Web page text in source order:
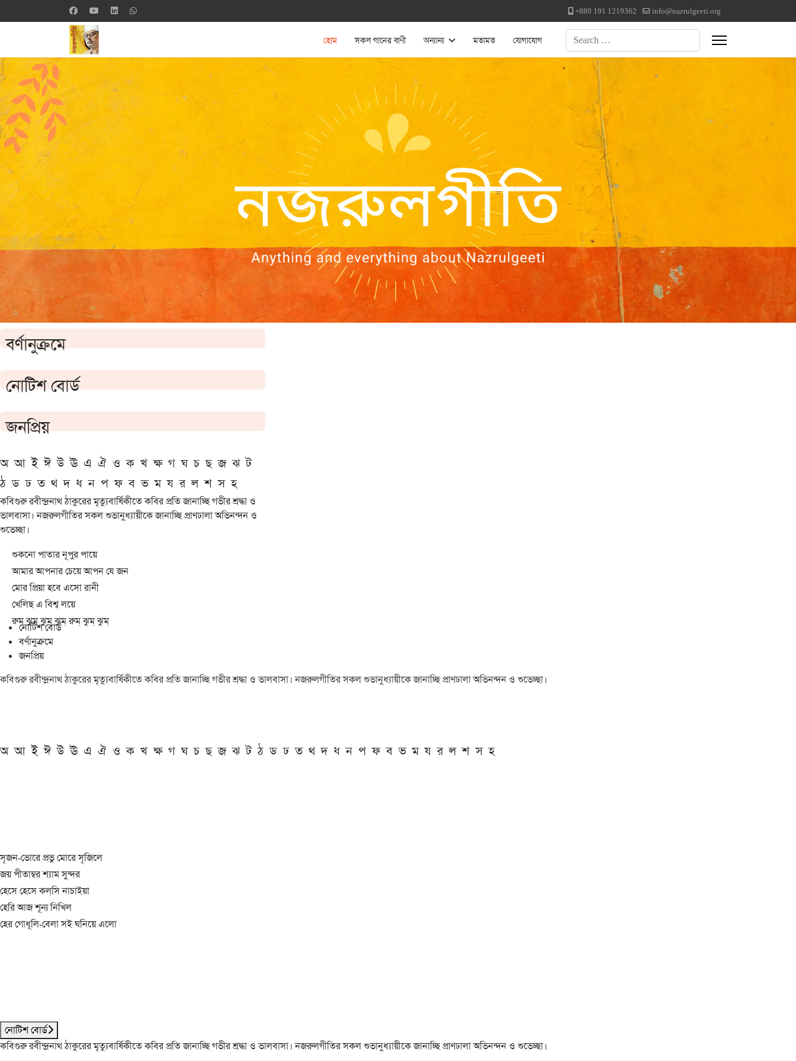
+880 191 1219362 info@nazrulgeeti.org
হোম সকল গানের বাণী অন্যান্য মতামত যোগাযোগ Search
বর্ণানুক্রমে
নোটিশ বোর্ড
জনপ্রিয়
অ আ ই ঈ উ ঊ এ ঐ ও ক খ ক্ষ গ ঘ চ ছ জ ঝ ট
ঠ ড ঢ ত থ দ ধ ন প ফ ব ভ ম য র ল শ স হ
কবিগুরু রবীন্দ্রনাথ ঠাকুরের মৃত্যুবার্ষিকীতে কবির প্রতি জানাচ্ছি গভীর শ্রদ্ধা ও
ভালবাসা। নজরুলগীতির সকল শুভানুধ্যায়ীকে জানাচ্ছি প্রাণঢালা অভিনন্দন ও
শুভেচ্ছা।
শুকনো পাতার নূপুর পায়ে
আমার আপনার চেয়ে আপন যে জন
মোর প্রিয়া হবে এসো রানী
খেলিছ এ বিশ্ব লয়ে
রুম্ ঝুম্ ঝুম্ ঝুম্ রুম্ ঝুম্ ঝুম্
নোটিশ বোর্ড
বর্ণানুক্রমে
জনপ্রিয়
কবিগুরু রবীন্দ্রনাথ ঠাকুরের মৃত্যুবার্ষিকীতে কবির প্রতি জানাচ্ছি গভীর শ্রদ্ধা ও ভালবাসা। নজরুলগীতির সকল শুভানুধ্যায়ীকে জানাচ্ছি প্রাণঢালা অভিনন্দন ও শুভেচ্ছা।
অ আ ই ঈ উ ঊ এ ঐ ও ক খ ক্ষ গ ঘ চ ছ জ ঝ ট ঠ ড ঢ ত থ দ ধ ন প ফ ব ভ ম য র ল শ স হ
সৃজন-ভোরে প্রভু মোরে সৃজিলে
জয় পীতাম্বর শ্যাম সুন্দর
হেসে হেসে কল্‌সি নাচাইয়া
হেরি আজ শূন্য নিখিল
হের গোধূলি-বেলা সই ঘনিয়ে এলো
নোটিশ বোর্ড
কবিগুরু রবীন্দ্রনাথ ঠাকুরের মৃত্যুবার্ষিকীতে কবির প্রতি জানাচ্ছি গভীর শ্রদ্ধা ও ভালবাসা। নজরুলগীতির সকল শুভানুধ্যায়ীকে জানাচ্ছি প্রাণঢালা অভিনন্দন ও শুভেচ্ছা।